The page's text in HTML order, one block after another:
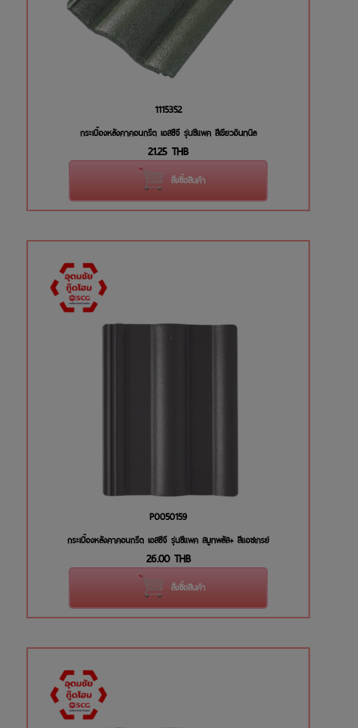
1115352
กระเบื้องหลังคาคอนกรีต เอสซีจี รุ่นซีแพค สีเขียวอินทนิล
21.25 THB
สั่งซื้อสินค้า
P0050159
กระเบื้องหลังคาคอนกรีต เอสซีจี รุ่นซีแพค สมูทพลัส+ สีแอชเกรย์
26.00 THB
สั่งซื้อสินค้า